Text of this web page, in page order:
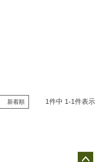
新着順 1件中 1-1件表示